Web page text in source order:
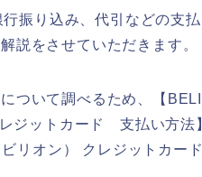
振り込み、代引などの支
説をさせていただきます。
ついて調べるため、【
ジットカード 支払い方法
リオン） クレジットカー